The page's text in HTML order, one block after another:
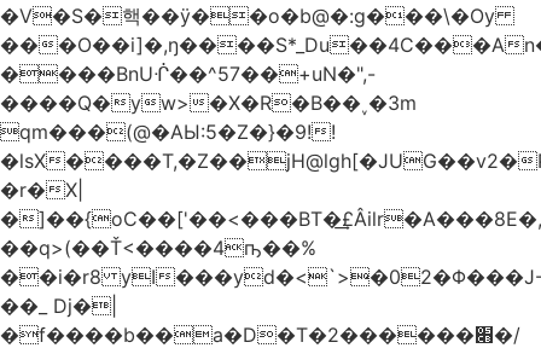
�V�S�핵��ӱ��o�b@�:g���\�Oy
���O��i]�,ŋ����S*_Du��4C���A
����BnUᒖ��^57��+uN�",-
����Q�yw>�X�R�B��˯�3m
qm���(@�AЫ:5�Z�}�9!!
�lsX
�r�X|
�
��q>(��Ť<����4ҧ��%
��i�r8 yI
��_ Dj�|
�f����b��a�D�T�2������׋�/